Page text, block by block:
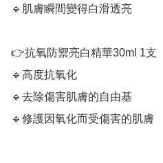
🔹肌膚瞬間變得白滑透亮⠀ ⠀
👉抗氧防禦亮白精華30ml 1支⠀
🔹高度抗氧化⠀
🔹去除傷害肌膚的自由基⠀
🔹修護因氧化而受傷害的肌膚